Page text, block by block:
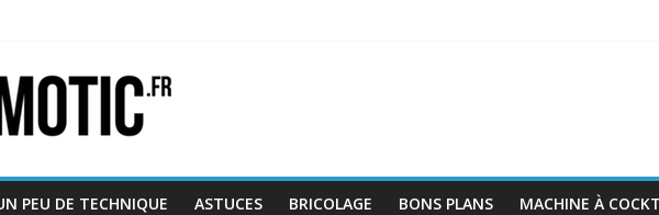
PEU DE TECHNIQUE ASTUCES BRICOLAGE BONS PLANS MACHINE À